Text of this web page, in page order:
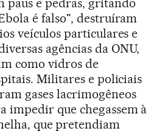
paus e pedras, gritando
é falso", destruíram
veículos particulares e
agências da ONU,
como vidros de
Militares e policiais
gases lacrimogêneos
impedir que chegassem à
que pretendiam